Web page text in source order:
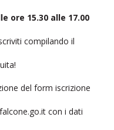
ore 15.30 alle 17.00
compilando il
del form iscrizione
con i dati